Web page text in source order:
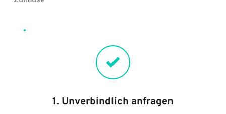
1. Unverbindlich anfragen